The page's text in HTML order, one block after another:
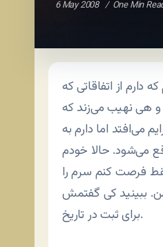
6 May 2008 One Min
از اتفاقاتی که
هی نهیب می‌زند که
می‌افتد اما دارم به
می‌شود. حالا خودم
فرصت کنم سرم را
ببینید کی گفتمش
برای ثبت در تاریخ.